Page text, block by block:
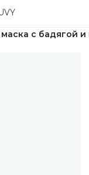
VY
маска с бадягой